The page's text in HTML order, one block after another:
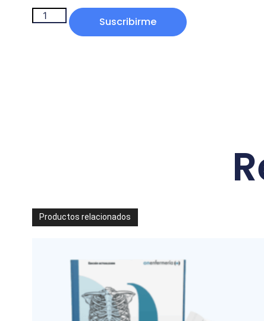
Suscribirme
Productos relacionados